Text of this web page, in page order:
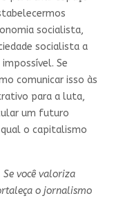
socialista,
socialista a
Se
comunicar isso às
para a luta,
um futuro
o capitalismo
você valoriza
o jornalismo